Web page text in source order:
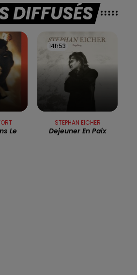
DIFFUSÉS
Le
14h53
14h53
STEPHAN EICHER
Dejeuner En Paix